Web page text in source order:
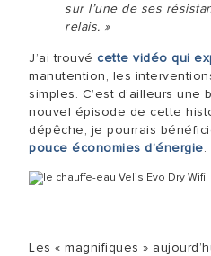
sur l’une de ses
relais. »
J’ai trouvé cette vidéo qui
manutention, les
simples. C’est d’ailleurs
nouvel épisode de cette
dépêche, je pourrais
pouce économies d’énergie.
Les « magnifiques »